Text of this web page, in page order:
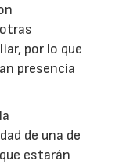
por lo que
presencia
de una de
estarán